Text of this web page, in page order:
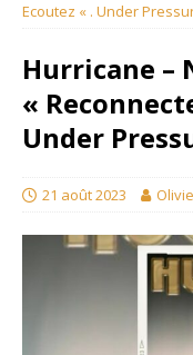
Ecoutez « . Under
Hurricane –
«
Under
21 août 2023